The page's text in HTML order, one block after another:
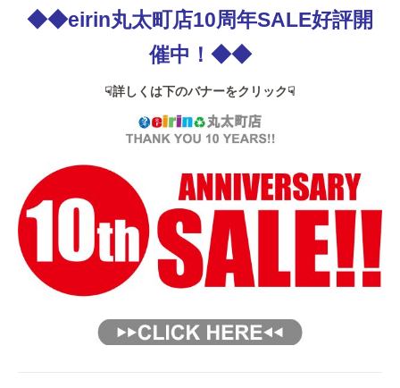
◆◆eirin丸太町店10周年SALE好評開
催中！◆◆
☟詳しくは下のバナーをクリック☟